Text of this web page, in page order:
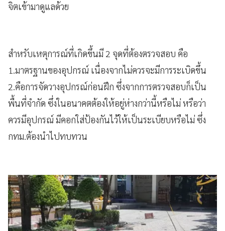
จิตเข้ามาดูแลด้วย​
สำหรับเหตุการณ์ที่เกิดขึ้นมี 2 จุดที่ต้องตรวจสอบ​ คือ​
1.มาตรฐานของอุปกรณ์ เนื่องจากไม่ควรจะมีการระเบิดขึ้น​
2.คือการจัดวางอุปกรณ์ก่อนฝึก ซึ่งจากการตรวจสอบก็เป็น
พื้นที่จำกัด​ ซึ่งในอนาคตต้องให้อยู่ห่างกว่านี้หรือไม่​ หรือว่า
ควรมีอุปกรณ์​ มีคอกใส่ป้องกันไว้ให้เป็นระเบียบหรือไม่​ ซึ่ง
กทม.ต้องนำไปทบทวน​